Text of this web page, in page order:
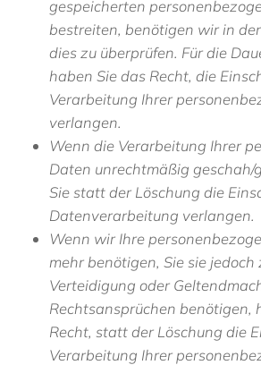
gespeicherten
bestreiten, benötigen wir in
dies zu überprüfen. Für die
haben Sie das Recht, die
Verarbeitung Ihrer
verlangen.
Wenn die Verarbeitung Ihrer
Daten unrechtmäßig geschah/
Sie statt der Löschung die
Datenverarbeitung verlangen.
Wenn wir Ihre
mehr benötigen, Sie sie jedoch
Verteidigung oder
Rechtsansprüchen benötigen,
Recht, statt der Löschung die
Verarbeitung Ihrer